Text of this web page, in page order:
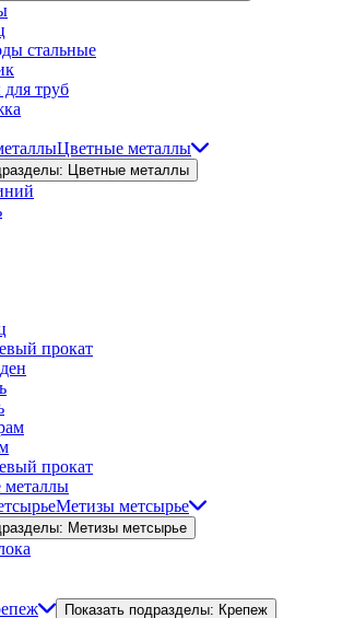
стальные
труб
Цветные металлы
Цветные металлы
прокат
прокат
металлы
Метизы метсырье
Метизы метсырье
Показать подразделы: Крепеж